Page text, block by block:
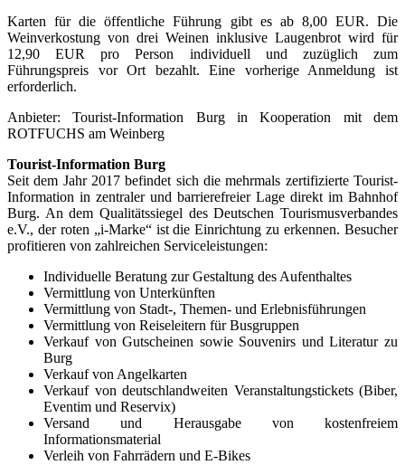
Karten für die öffentliche Führung gibt es ab 8,00 EUR. Die
Weinverkostung von drei Weinen inklusive Laugenbrot wird für
12,90 EUR pro Person individuell und zuzüglich zum
Führungspreis vor Ort bezahlt. Eine vorherige Anmeldung ist
erforderlich.
Anbieter: Tourist-Information Burg in Kooperation mit dem
ROTFUCHS am Weinberg
Tourist-Information Burg
Seit dem Jahr 2017 befindet sich die mehrmals zertifizierte Tourist-
Information in zentraler und barrierefreier Lage direkt im Bahnhof
Burg. An dem Qualitätssiegel des Deutschen Tourismusverbandes
e.V., der roten „i-Marke“ ist die Einrichtung zu erkennen. Besucher
profitieren von zahlreichen Serviceleistungen:
Individuelle Beratung zur Gestaltung des Aufenthaltes
Vermittlung von Unterkünften
Vermittlung von Stadt-, Themen- und Erlebnisführungen
Vermittlung von Reiseleitern für Busgruppen
Verkauf von Gutscheinen sowie Souvenirs und Literatur zu
Burg
Verkauf von Angelkarten
Verkauf von deutschlandweiten Veranstaltungstickets (Biber,
Eventim und Reservix)
Versand und Herausgabe von kostenfreiem
Informationsmaterial
Verleih von Fahrrädern und E-Bikes